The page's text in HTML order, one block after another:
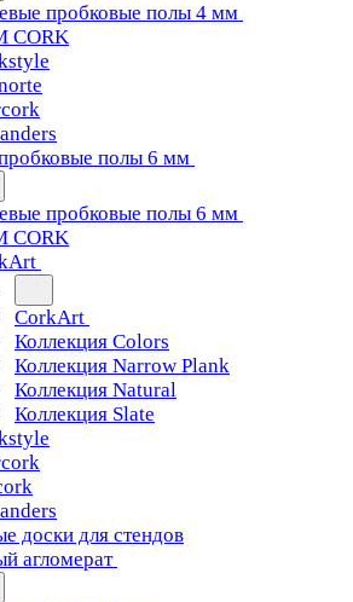
пробковые полы 4 мм
CORK
полы 6 мм
пробковые полы 6 мм
CORK
CorkArt
Коллекция Colors
Коллекция Narrow Plank
Коллекция Natural
Коллекция Slate
доски для стендов
агломерат